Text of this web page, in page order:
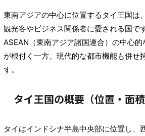
東南アジアの中心に位置するタイ王国は
観光客やビジネス関係者に愛される国
ASEAN（東南アジア諸国連合）の中心
が根付く一方、現代的な都市機能も併せ
す。
タイ王国の概要（位置・面
タイはインドシナ半島中央部に位置し